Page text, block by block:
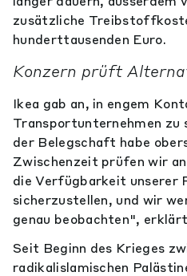
zusätzliche
hunderttausenden Euro.
Konzern prüft
Ikea gab an, in engem
Transportunternehmen zu
der Belegschaft habe
Zwischenzeit prüfen wir
die Verfügbarkeit unserer
sicherzustellen, und wir
genau beobachten",
Seit Beginn des Krieges
radikalislamischen